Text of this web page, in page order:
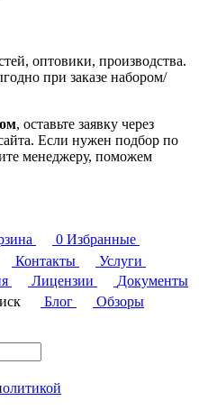
оптовики, производства.
при заказе набором/
, оставьте заявку через
Если нужен подбор по
менеджеру, поможем
0 Избранные
Контакты
Услуги
Лицензии
Документы
Блог
Обзоры